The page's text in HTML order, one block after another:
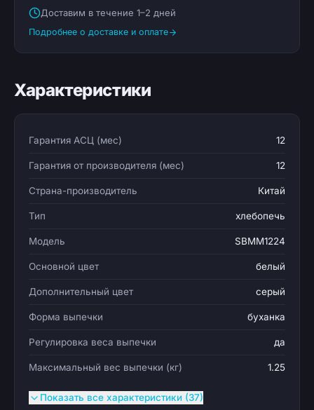
Доставим в течение 1–2 дней
Подробнее о доставке и оплате
Характеристики
Гарантия АСЦ (мес) 12
Гарантия от производителя (мес) 12
Страна-производитель Китай
Тип хлебопечь
Модель SBMM1224
Основной цвет белый
Дополнительный цвет серый
Форма выпечки буханка
Регулировка веса выпечки да
Максимальный вес выпечки (кг) 1.25
Показать все характеристики (37)